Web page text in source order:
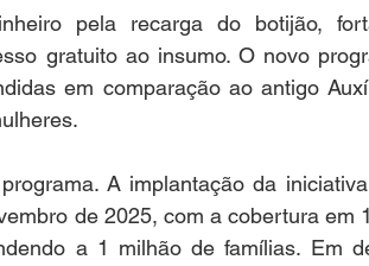
pela recarga do botijão,
gratuito ao insumo. O novo
em comparação ao antigo
A implantação da
de 2025, com a cobertura em
a 1 milhão de famílias. Em